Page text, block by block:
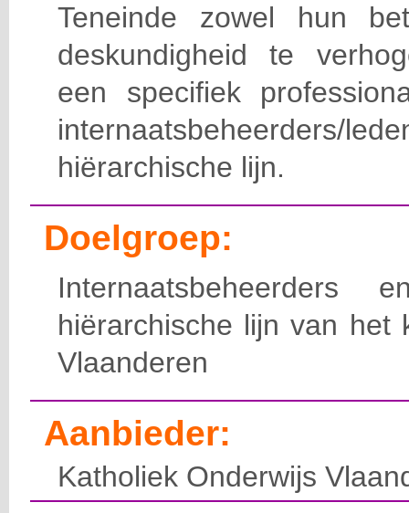
Teneinde zowel hun
deskundigheid te
een specifiek
hiërarchische lijn.
Doelgroep:
hiërarchische lijn van het
Vlaanderen
Aanbieder:
Katholiek Onderwijs